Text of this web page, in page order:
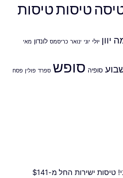
טיסותטיסות
יוון יולי יוני ינואר כריסמס לונדון מאי
סופיה סופש ספרד פולין פסח
✈️ קרקוב מחכה לכם ביוני! טיסות ישירות החל מ-$141